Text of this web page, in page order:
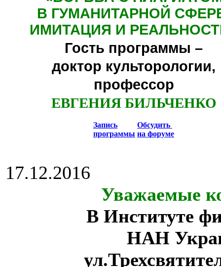
В ГУМАНИТАРНОЙ
ИМИТАЦИЯ И
Гость программы –
доктор культорологии,
профессор
ЕВГЕНИЯ БИЛЬЧЕНКО
Запись
программы
Обсудить
на форуме
17.12.2016
Уважаемые
В Институте
НАН